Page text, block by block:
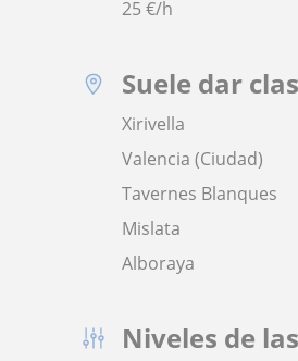
25€/h
Suele dar
Xirivella
Valencia (Ciudad)
Tavernes Blanques
Mislata
Alboraya
Niveles de